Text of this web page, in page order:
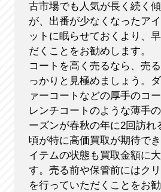
古市場でも人気が長く続く
が、出番が少なくなったア
ットに眠らせておくより、
だくことをお勧めします。
コートを高く売るなら、売
っかりと見極めましょう。
ァーコートなどの厚手のコ
レンチコートのような薄手
ーズンが春秋の年に2回訪れ
頃が特に高価買取が期待で
イテムの状態も買取金額に
す。売る前や保管前にはク
を行っていただくことをお勧